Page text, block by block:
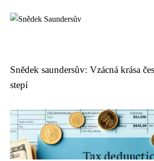
Snědek saundersův: Vzácná krása
stepí